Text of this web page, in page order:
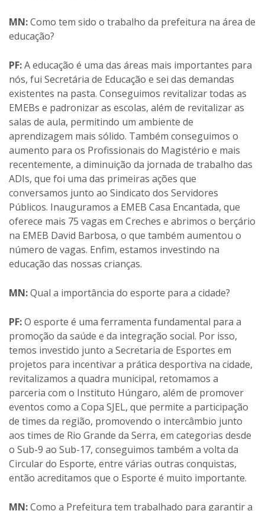
MN:Como tem sido o trabalho da prefeitura na área de
educação?
PF:A educação é uma das áreas mais importantes para
nós, fui Secretária de Educação e sei das demandas
existentes na pasta. Conseguimos revitalizar todas as
EMEBs e padronizar as escolas, além de revitalizar as
salas de aula, permitindo um ambiente de
aprendizagem mais sólido. Também conseguimos o
aumento para os Profissionais do Magistério e mais
recentemente, a diminuição da jornada de trabalho das
ADIs, que foi uma das primeiras ações que
conversamos junto ao Sindicato dos Servidores
Públicos. Inauguramos a EMEB Casa Encantada, que
oferece mais 75 vagas em Creches e abrimos o berçário
na EMEB David Barbosa, o que também aumentou o
número de vagas. Enfim, estamos investindo na
educação das nossas crianças.
MN:Qual a importância do esporte para a cidade?
PF:O esporte é uma ferramenta fundamental para a
promoção da saúde e da integração social. Por isso,
temos investido junto a Secretaria de Esportes em
projetos para incentivar a prática desportiva na cidade,
revitalizamos a quadra municipal, retomamos a
parceria com o Instituto Húngaro, além de promover
eventos como a Copa SJEL, que permite a participação
de times da região, promovendo o intercâmbio junto
aos times de Rio Grande da Serra, em categorias desde
o Sub-9 ao Sub-17, conseguimos também a volta da
Circular do Esporte, entre várias outras conquistas,
então acreditamos que o Esporte é muito importante.
MN:Como a Prefeitura tem trabalhado para garantir a